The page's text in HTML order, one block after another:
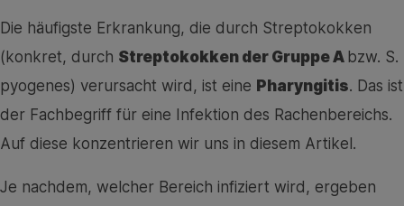
Die häufigste Erkrankung, die durch Streptokokken
(konkret, durch Streptokokken der Gruppe A bzw. S.
pyogenes) verursacht wird, ist eine Pharyngitis. Das ist
der Fachbegriff für eine Infektion des Rachenbereichs.
Auf diese konzentrieren wir uns in diesem Artikel.
Je nachdem, welcher Bereich infiziert wird, ergeben